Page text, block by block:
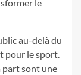
le
au-delà du
pour le sport.
part sont une